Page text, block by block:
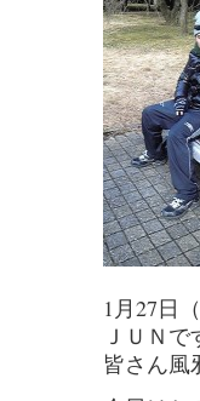
1月27日
ＪＵＮで
皆さん風